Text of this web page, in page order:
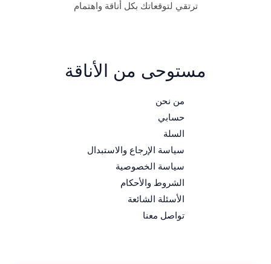
ترتقي لتوقعاتك بكل أناقة واهتمام
مستوحى من الأناقة
من نحن
حسابي
السلة
سياسة الإرجاع والاستبدال
سياسة الخصوصية
الشروط والأحكام
الأسئلة الشائعة
تواصل معنا